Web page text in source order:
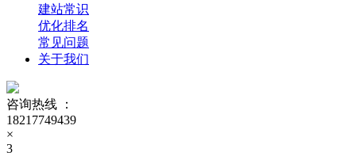
建站常识
优化排名
常见问题
关于我们
咨询热线 ：
18217749439
×
3